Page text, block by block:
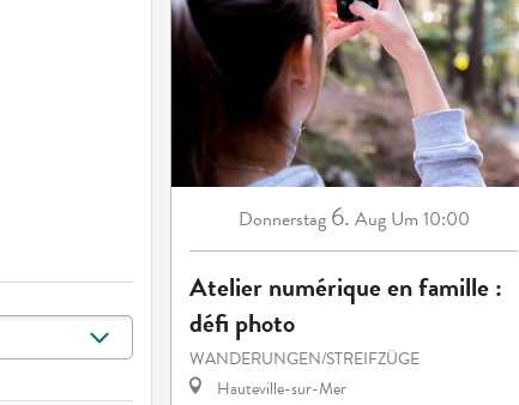
Donnerstag 6. Aug Um 10:00
Atelier numérique en famille :
défi photo
WANDERUNGEN/STREIFZÜGE
Hauteville-sur-Mer